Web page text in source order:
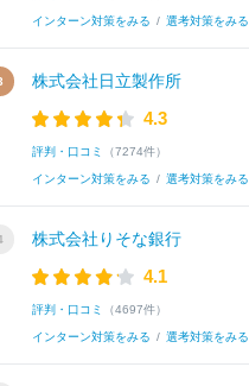
0 0
インターン対策をみる / 選考対策をみる
株式会社日立製作所
4.3
評判・口コミ （7274件）
インターン対策をみる / 選考対策をみる
株式会社りそな銀行
4.1
評判・口コミ （4697件）
インターン対策をみる / 選考対策をみる